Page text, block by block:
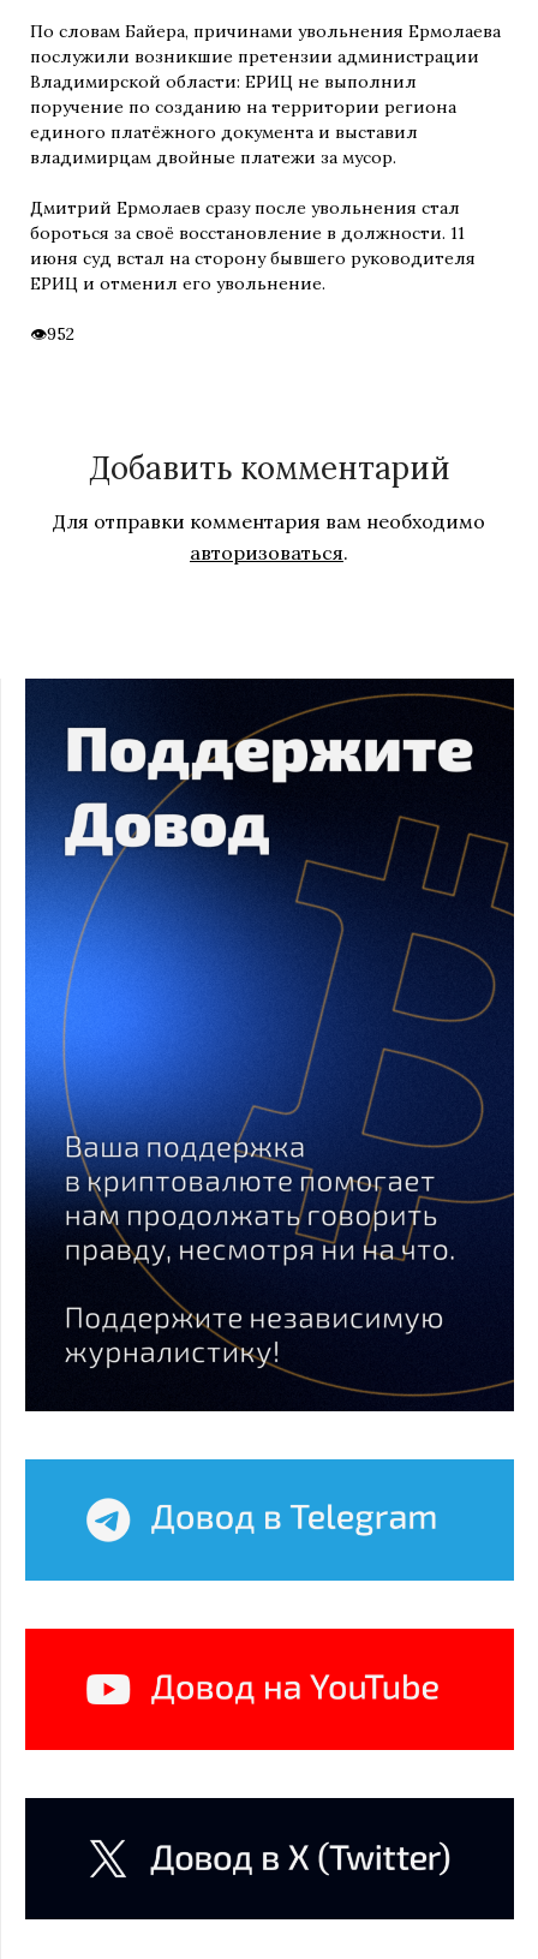
По словам Байера, причинами увольнения Ермолаева
послужили возникшие претензии администрации
Владимирской области: ЕРИЦ не выполнил
поручение по созданию на территории региона
единого платёжного документа и выставил
владимирцам двойные платежи за мусор.
Дмитрий Ермолаев сразу после увольнения стал
бороться за своё восстановление в должности. 11
июня суд встал на сторону бывшего руководителя
ЕРИЦ и отменил его увольнение.
952
Добавить комментарий
Для отправки комментария вам необходимо
авторизоваться.